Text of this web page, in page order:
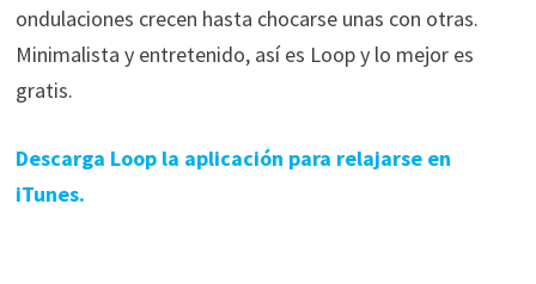
ondulaciones crecen hasta chocarse unas con otras.
Minimalista y entretenido, así es Loop y lo mejor es
gratis.
Descarga Loop la aplicación para relajarse en
iTunes.